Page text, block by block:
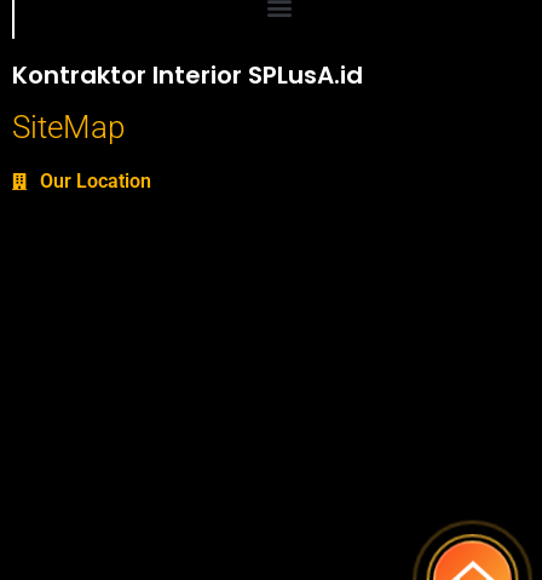
Kontraktor Interior SPLusA.id
SiteMap
Our Location